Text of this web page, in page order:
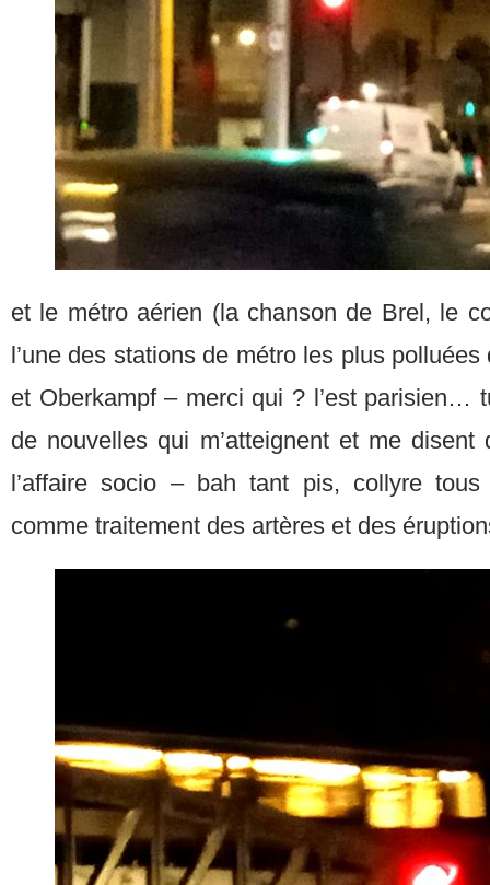
et le métro aérien (la chanson de Brel, le
l’une des stations de métro les plus
et Oberkampf – merci qui ? l’est parisien…
de nouvelles qui m’atteignent et me disent
l’affaire socio – bah tant pis, collyre
comme traitement des artères et des